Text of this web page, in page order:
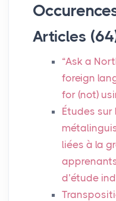
Articles
“Ask a
foreign
for (not)
Études
liées à la
d’étude